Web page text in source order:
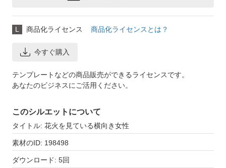
L 商品化ライセンス 商品化ライセンスとは？
今すぐ購入
テンプレートなどの商品販売ができるライセンスです。
あなたのビジネスにご活用ください。
このシルエットについて
タイトル: 花火を見ている横向き女性
素材のID: 198498
ダウンロード: 5回